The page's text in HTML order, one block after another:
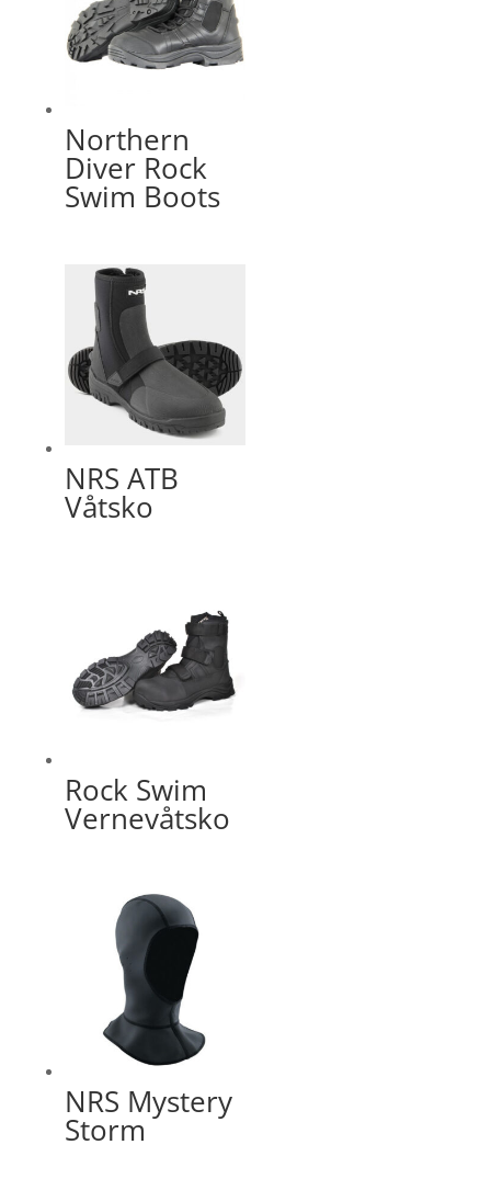
Northern
Diver Rock
Swim Boots
NRS ATB
Våtsko
Rock Swim
Vernevåtsko
NRS Mystery
Storm